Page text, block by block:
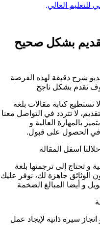
للتعليم العالي.
بشكل صحيح
شرح دقيقة لهذه الفرصة
تقدم بشكل ناجح
تستطيع كتابة مقالات بلغة
لا تتردد في التواصل معنا
بالمهارة العالية و
في الحصول على قبول.
اسفل المقالة
و تحتاج إلى ترجمتها بلغة
تواصل معنا الان، خلال 24 تكون الوثائق جاهزة لك، نوفر عليك
و أيضا المبالغ الضخمة
سيرة ذاتية لإيجاد عمل